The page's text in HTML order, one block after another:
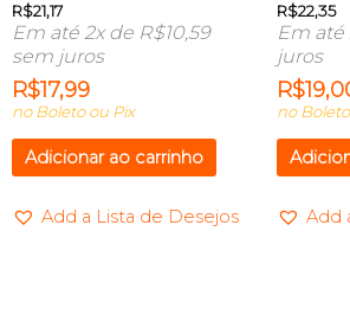
R$21,17
Em até 2x de R$10,59
sem juros
R$17,99
no Boleto ou Pix
Adicionar ao carrinho
Add a Lista de Desejos
R$22,35
Em até
juros
R$
no
Add